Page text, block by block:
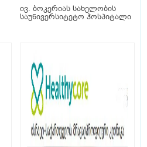
ივ. ბოკერიას სახელობის
საუნივერსიტეტო ჰოსპიტალი